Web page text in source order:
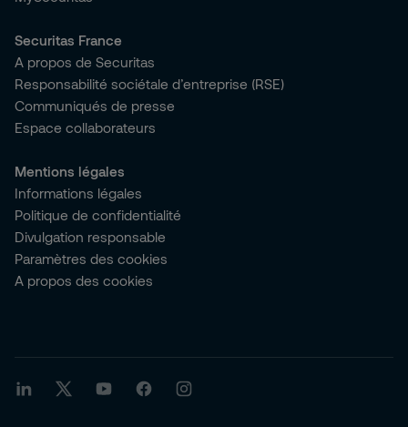
Securitas France
A propos de Securitas
Responsabilité sociétale d’entreprise (RSE)
Communiqués de presse
Espace collaborateurs
Mentions légales
Informations légales
Politique de confidentialité
Divulgation responsable
Paramètres des cookies
A propos des cookies